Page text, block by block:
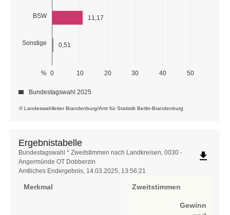
BSW
Sonstige
0 10 20 30 40 50
%
11,17
0,51
© Landeswahlleiter Brandenburg/Amt für Statistik Berlin-Brandenburg
Bundestagswahl 2025
Ergebnistabelle
Ergebnistabelle
Bundestagswahl * Zweitstimmen nach Landkreisen, 0030 -
Angermünde OT Dobberzin
Amtliches Endergebnis, 14.03.2025, 13:56:21
file_download
Merkmal Zweitstimmen
Gewinn